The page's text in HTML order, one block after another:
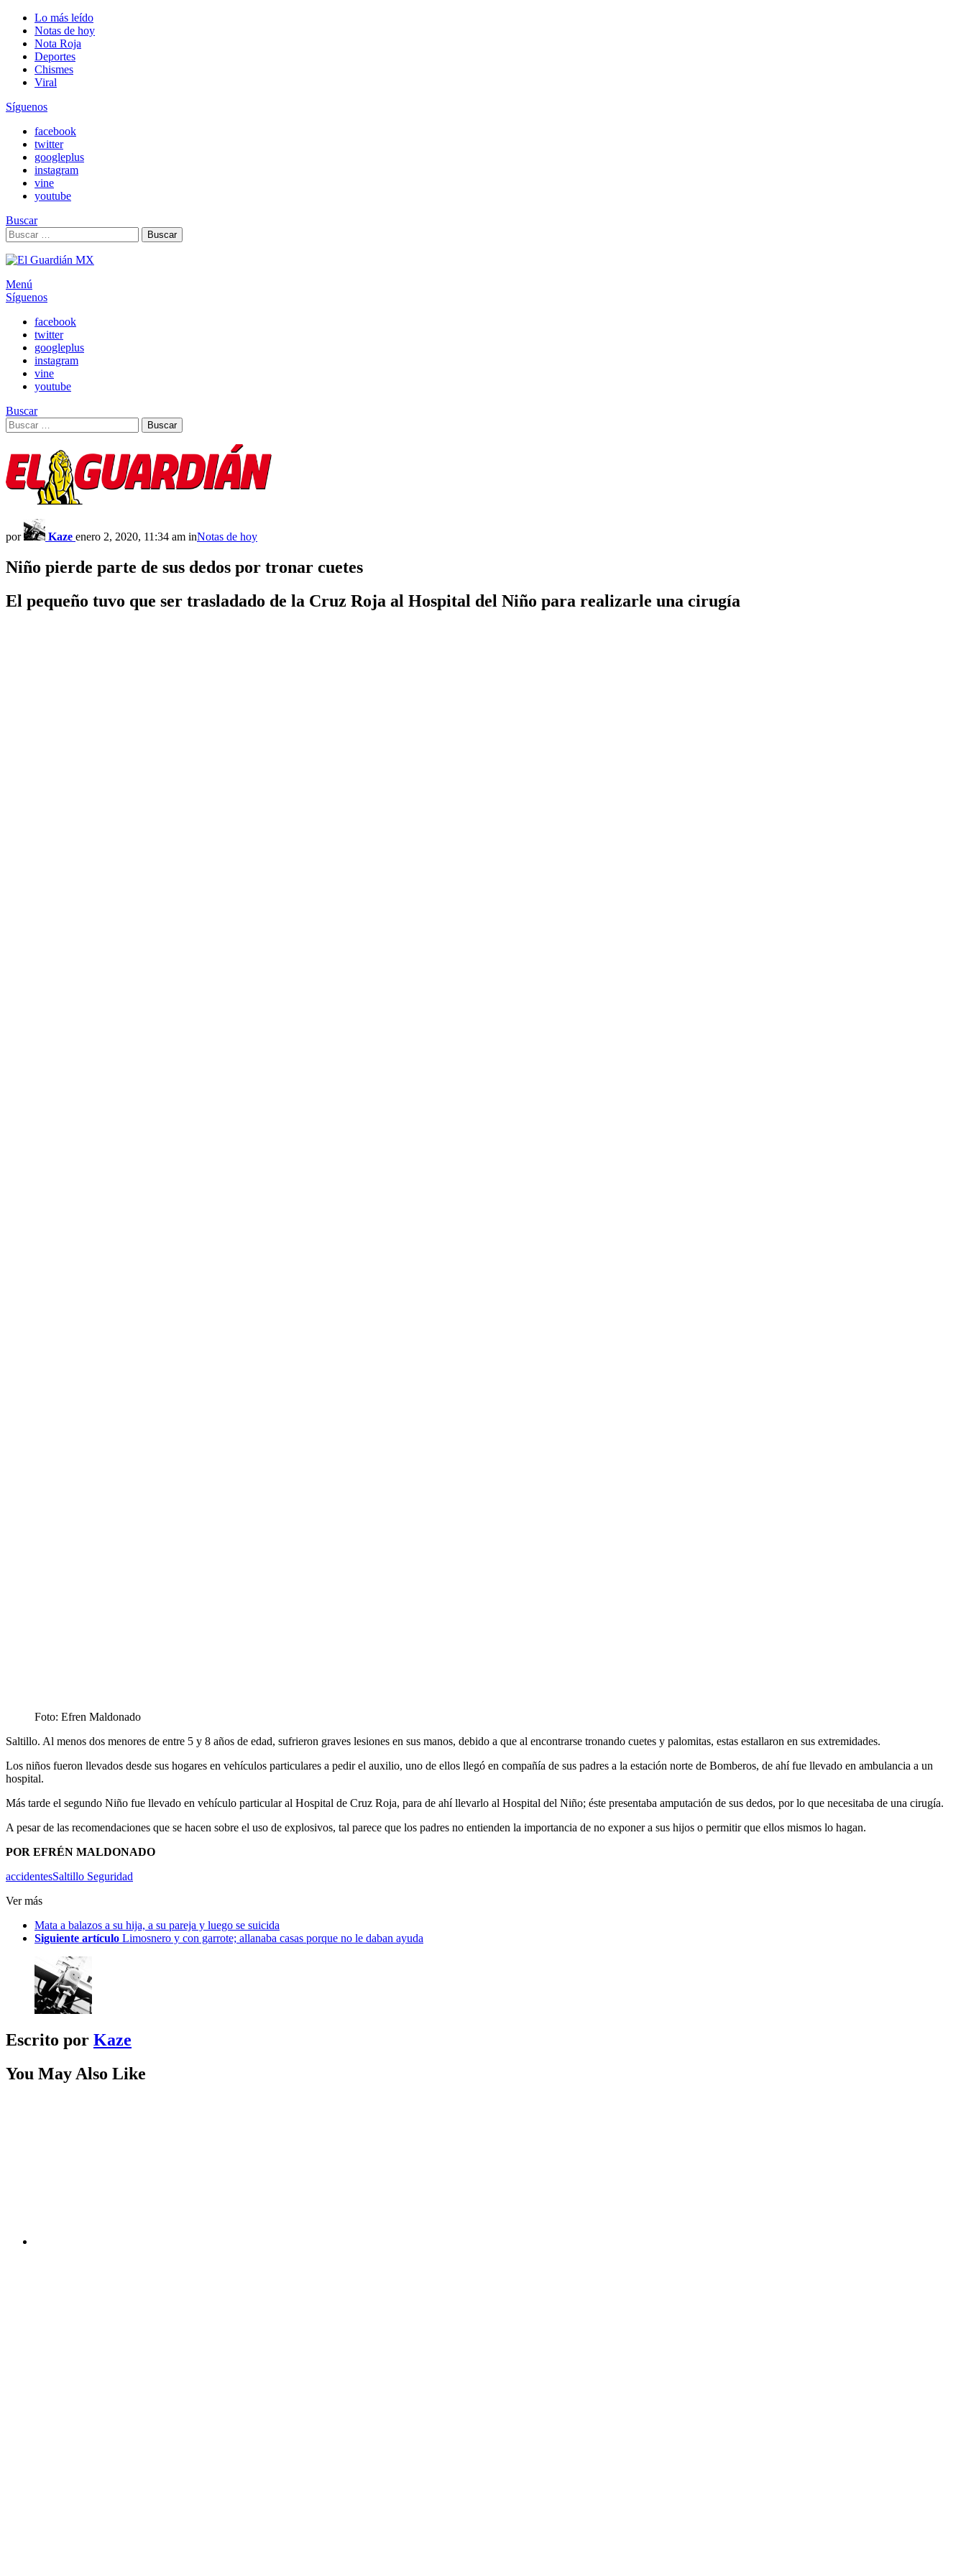
Lo más leído
Notas de hoy
Nota Roja
Deportes
Chismes
Viral
Síguenos
facebook
twitter
googleplus
instagram
vine
youtube
Buscar
Search
for:
Buscar
Menú
Síguenos
facebook
twitter
googleplus
instagram
vine
youtube
Buscar
Search
for:
Buscar
por Kaze enero 2, 2020, 11:34 am inNotas de hoy
Niño pierde parte de sus dedos por tronar cuetes
El pequeño tuvo que ser trasladado de la Cruz Roja al Hospital del Niño para realizarle una cirugía
Foto: Efren Maldonado
Saltillo. Al menos dos menores de entre 5 y 8 años de edad, sufrieron graves lesiones en sus manos, debido a que al encontrarse tronando cuetes y palomitas, estas estallaron en sus extremidades.
Los niños fueron llevados desde sus hogares en vehículos particulares a pedir el auxilio, uno de ellos llegó en compañía de sus padres a la estación norte de Bomberos, de ahí fue llevado en ambulancia a un
hospital.
Más tarde el segundo Niño fue llevado en vehículo particular al Hospital de Cruz Roja, para de ahí llevarlo al Hospital del Niño; éste presentaba amputación de sus dedos, por lo que necesitaba de una cirugía.
A pesar de las recomendaciones que se hacen sobre el uso de explosivos, tal parece que los padres no entienden la importancia de no exponer a sus hijos o permitir que ellos mismos lo hagan.
POR EFRÉN MALDONADO
accidentesSaltillo Seguridad
Ver más
Mata a balazos a su hija, a su pareja y luego se suicida
Siguiente artículo Limosnero y con garrote; allanaba casas porque no le daban ayuda
Escrito por Kaze
You May Also Like